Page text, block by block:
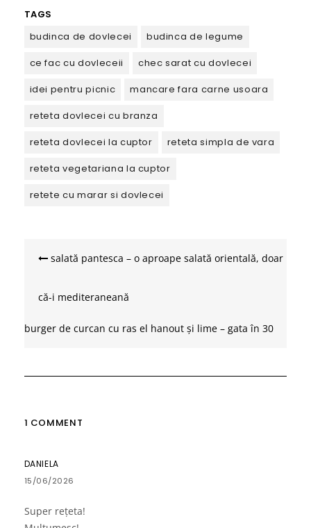
TAGS
budinca de dovlecei
budinca de legume
ce fac cu dovleceii
chec sarat cu dovlecei
idei pentru picnic
mancare fara carne usoara
reteta dovlecei cu branza
reteta dovlecei la cuptor
reteta simpla de vara
reteta vegetariana la cuptor
retete cu marar si dovlecei
salată pantesca – o aproape salată orientală, doar
că-i mediteraneană
burger de curcan cu ras el hanout și lime – gata în 30
1 COMMENT
DANIELA
15/06/2026
Super rețeta!